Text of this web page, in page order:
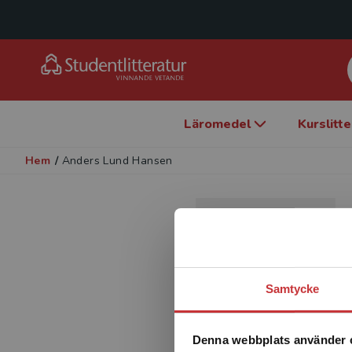
Samtycke
Denna webbplats använder
Läromedel
Hem / Anders Lund Hansen